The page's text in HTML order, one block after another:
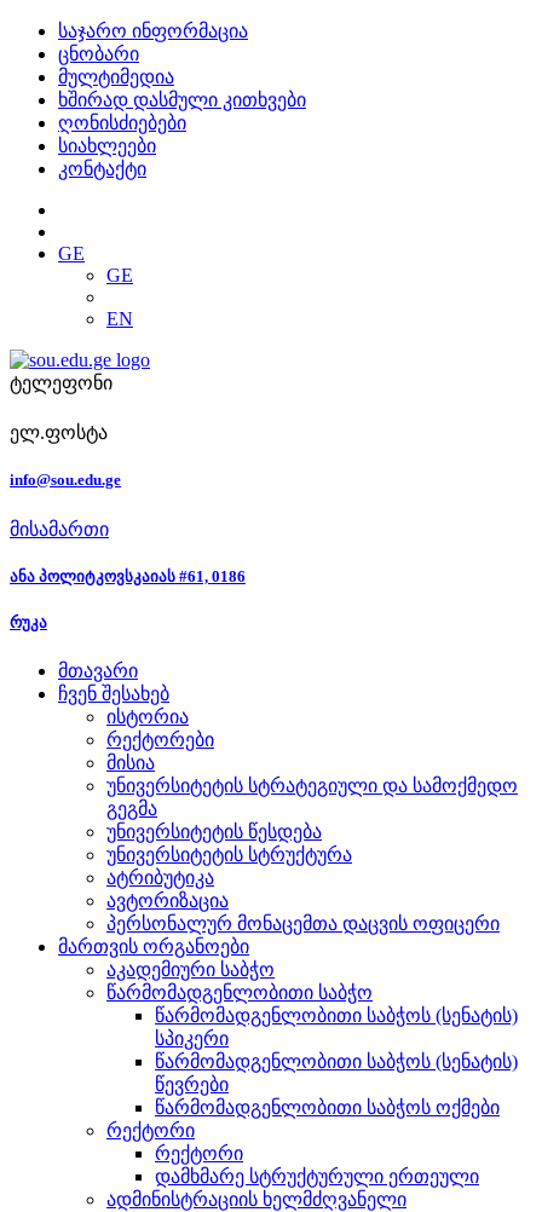
საჯარო ინფორმაცია
ცნობარი
მულტიმედია
ხშირად დასმული კითხვები
ღონისძიებები
სიახლეები
კონტაქტი
GE
GE
EN
ტელეფონი
ელ.ფოსტა
info@sou.edu.ge
მისამართი
ანა პოლიტკოვსკაიას #61, 0186
რუკა
მთავარი
ჩვენ შესახებ
ისტორია
რექტორები
მისია
უნივერსიტეტის სტრატეგიული და სამოქმედო
გეგმა
უნივერსიტეტის წესდება
უნივერსიტეტის სტრუქტურა
ატრიბუტიკა
ავტორიზაცია
პერსონალურ მონაცემთა დაცვის ოფიცერი
მართვის ორგანოები
აკადემიური საბჭო
წარმომადგენლობითი საბჭო
წარმომადგენლობითი საბჭოს (სენატის)
სპიკერი
წარმომადგენლობითი საბჭოს (სენატის)
წევრები
წარმომადგენლობითი საბჭოს ოქმები
რექტორი
რექტორი
დამხმარე სტრუქტურული ერთეული
ადმინისტრაციის ხელმძღვანელი